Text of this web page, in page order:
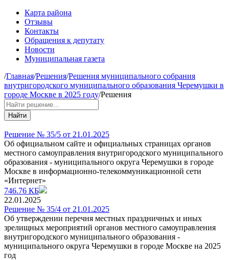
Карта района
Отзывы
Контакты
Обращения к депутату
Новости
Муниципальная газета
/Главная/Решения/Решения муниципального собрания
внутригородского муниципального образования Черемушки в
городе Москве в 2025 году/Решения
Найти
Решение № 35/5 от 21.01.2025
Об официальном сайте и официальных страницах органов
местного самоуправления внутригородского муниципального
образования - муниципального округа Черемушки в городе
Москве в информационно-телекоммуникационной сети
«Интернет»
746.76 КБ
22.01.2025
Решение № 35/4 от 21.01.2025
Об утверждении перечня местных праздничных и иных
зрелищных мероприятий органов местного самоуправления
внутригородского муниципального образования -
муниципального округа Черемушки в городе Москве на 2025
год